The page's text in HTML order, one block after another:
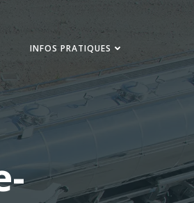
INFOS PRATIQUES